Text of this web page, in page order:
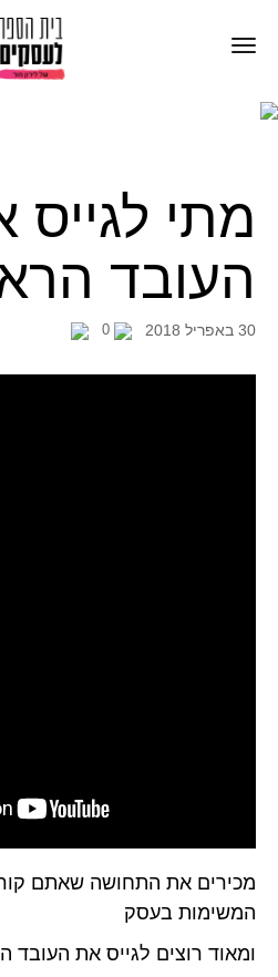
מתי לגייס
העובד
30 באפריל 2018 0
מכירים את התחושה שאתם
המשימות בעסק
ומאוד רוצים לגייס את העובד